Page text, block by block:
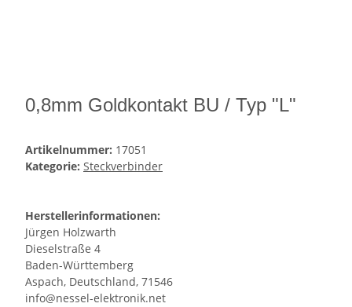
0,8mm Goldkontakt BU / Typ "L"
Artikelnummer: 17051
Kategorie: Steckverbinder
Herstellerinformationen:
Jürgen Holzwarth
Dieselstraße 4
Baden-Württemberg
Aspach, Deutschland, 71546
info@nessel-elektronik.net